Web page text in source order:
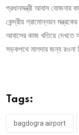
প্রধানমন্ত্রী আবাস যোজনার
কেন্দ্রীয় গ্রামোন্নয়ন
আবাসের কাজ খতিয়ে দেখতে
সড়কপথে মালদার জন্য র‌ওনা
Tags:
bagdogra airport